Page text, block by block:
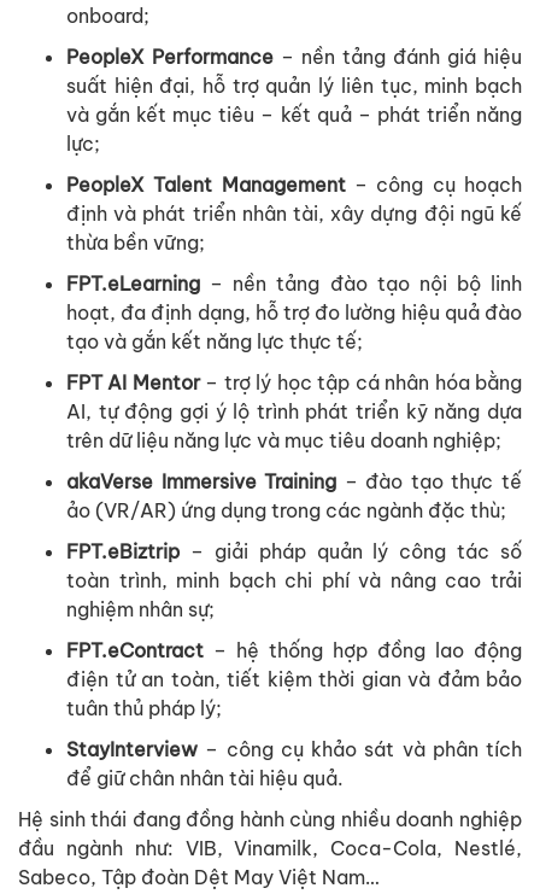
onboard;
PeopleX Performance – nền tảng đánh giá hiệu
suất hiện đại, hỗ trợ quản lý liên tục, minh bạch
và gắn kết mục tiêu – kết quả – phát triển năng
lực;
PeopleX Talent Management– công cụ hoạch
định và phát triển nhân tài, xây dựng đội ngũ kế
thừa bền vững;
FPT.eLearning – nền tảng đào tạo nội bộ linh
hoạt, đa định dạng, hỗ trợ đo lường hiệu quả đào
tạo và gắn kết năng lực thực tế;
FPT AI Mentor– trợ lý học tập cá nhân hóa bằng
AI, tự động gợi ý lộ trình phát triển kỹ năng dựa
trên dữ liệu năng lực và mục tiêu doanh nghiệp;
akaVerse Immersive Training – đào tạo thực tế
ảo (VR/AR) ứng dụng trong các ngành đặc thù;
FPT.eBiztrip – giải pháp quản lý công tác số
toàn trình, minh bạch chi phí và nâng cao trải
nghiệm nhân sự;
FPT.eContract – hệ thống hợp đồng lao động
điện tử an toàn, tiết kiệm thời gian và đảm bảo
tuân thủ pháp lý;
StayInterview – công cụ khảo sát và phân tích
để giữ chân nhân tài hiệu quả.
Hệ sinh thái đang đồng hành cùng nhiều doanh nghiệp
đầu ngành như: VIB, Vinamilk, Coca-Cola, Nestlé,
Sabeco, Tập đoàn Dệt May Việt Nam…